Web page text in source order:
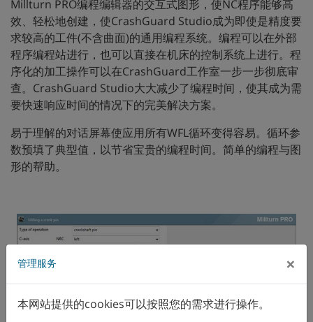
Millturn PRO编程编辑器的交互式图形，使NC程序能够高
效、轻松地创建，使CrashGuard Studio成为即使是精度要
求较高的工件(不含曲面)的通用编程系统。编程可以在外部
程序编程站进行，也可以直接在机床的控制系统上进行。程
序化的加工操作可以在CrashGuard工作室一步一步彻底审
查。CrashGuard Studio大大减少了编程时间，使其成为需
要快速响应时间的情况下的完美解决方案。
易于理解的对话屏幕使应用所有WFL循环变得容易。循环参
数预填了典型值，以节省宝贵的编程时间。简单的编程与图
形的帮助。
管理服务 ×
本网站提供的cookies可以按照您的需求进行操作。